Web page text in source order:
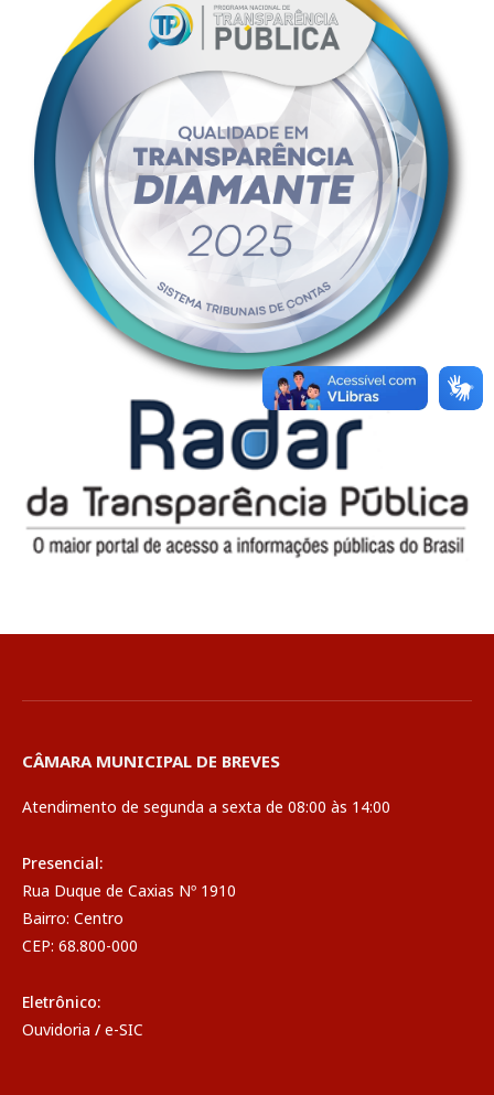
CÂMARA MUNICIPAL DE BREVES
Atendimento de segunda a sexta de 08:00 às 14:00
Presencial:
Rua Duque de Caxias Nº 1910
Bairro: Centro
CEP: 68.800-000
Eletrônico:
Ouvidoria / e-SIC